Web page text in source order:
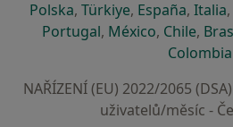
Polskase otevře v nové
, Türkiyese otevře v
, Españase
, Italia,
Portugalse otevře v nové
, Méxicose otevře
, Chilese
,
Colombia
NAŘÍZENÍ (EU) 2022/2065
uživatelů/měsíc -